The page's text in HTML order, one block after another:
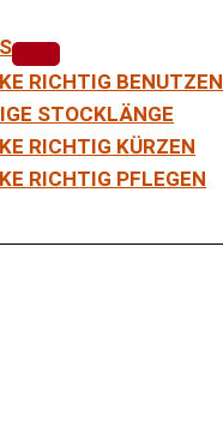
RICHTIG BENUTZEN
STOCKLÄNGE
RICHTIG KÜRZEN
RICHTIG PFLEGEN